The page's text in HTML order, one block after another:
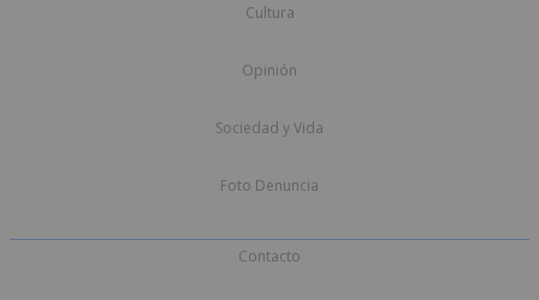
Cultura
Opinión
Sociedad y Vida
Foto Denuncia
Contacto